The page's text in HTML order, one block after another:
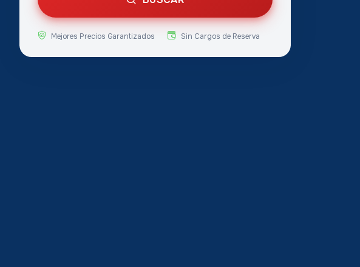
Mejores Precios Garantizados Sin Cargos de Reserva